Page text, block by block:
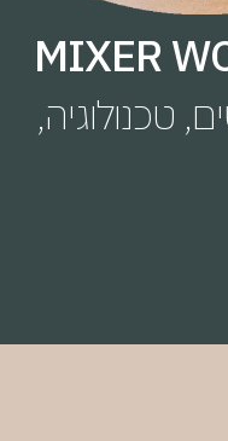
MIXER
טכנולוגיה,